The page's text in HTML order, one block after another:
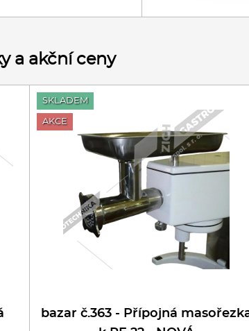
a akční ceny
bazar č.363 - Přípojná
SKLADEM
AKCE